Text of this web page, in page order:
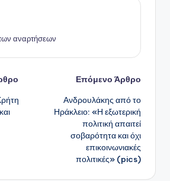
αναρτήσεων
Επόμενο Άρθρο
Ανδρουλάκης από το
Ηράκλειο: «Η εξωτερική
πολιτική απαιτεί
σοβαρότητα και όχι
επικοινωνιακές
πολιτικές» (pics)